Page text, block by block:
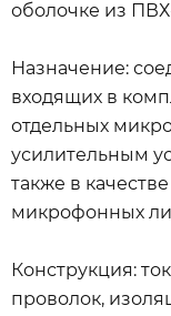
оболочке из
Назначение:
входящих в
отдельных
усилительным
также в
микрофонных
Конструкция:
проволок,